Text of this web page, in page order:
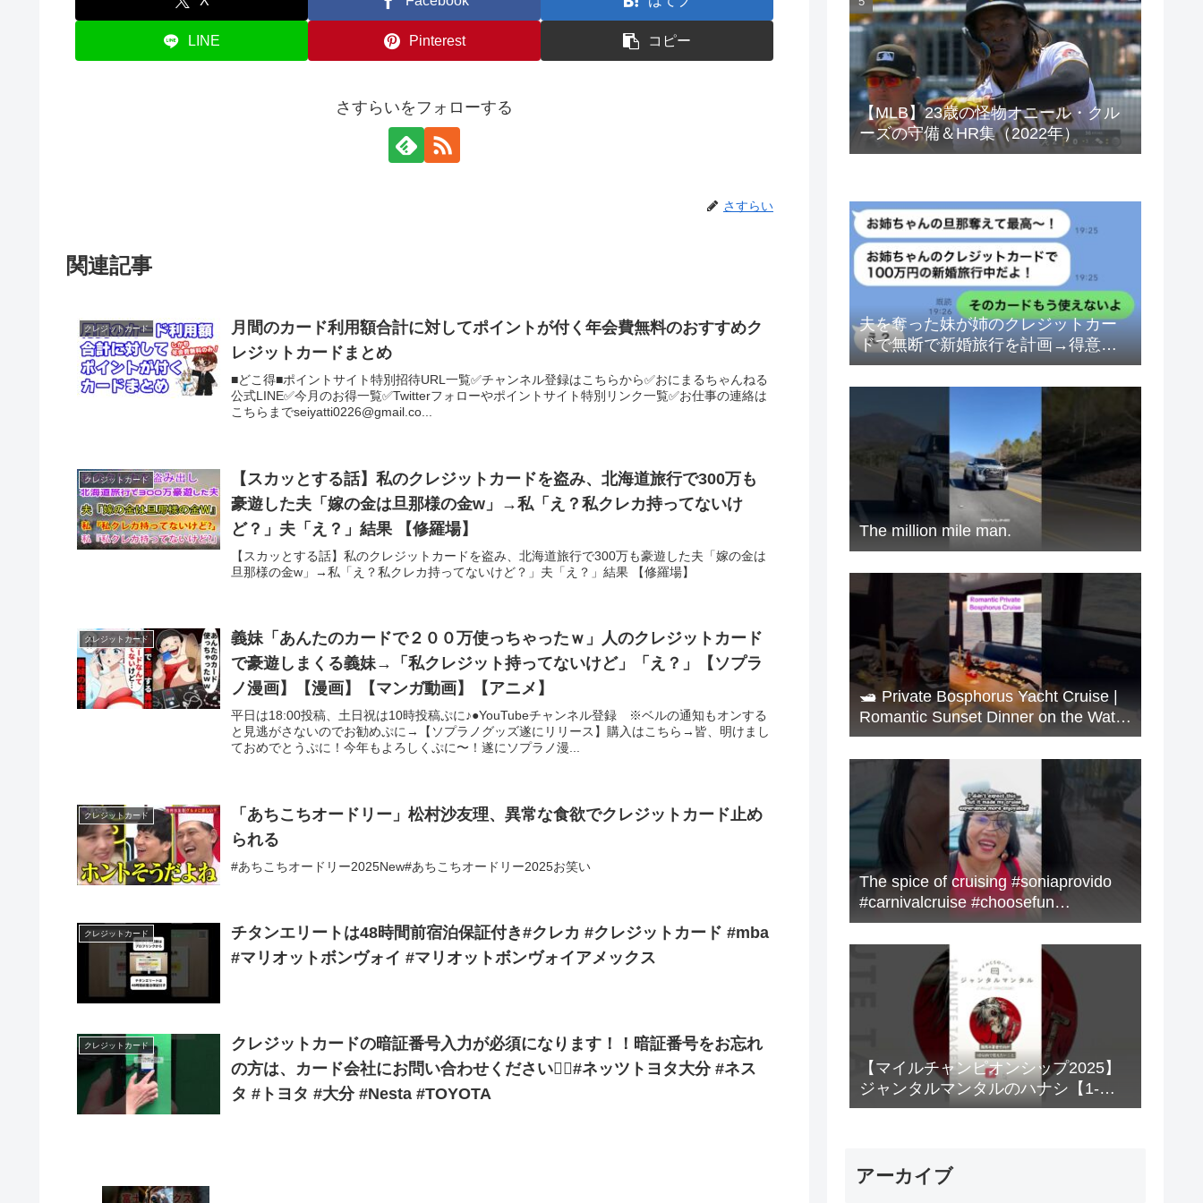
LINE Pinterest コピー
さすらいをフォローする
さすらい
関連記事
クレジットカード
月間のカード利用額合計に対してポイントが付く年会費無料のおすすめク
レジットカードまとめ
■どこ得■ポイントサイト特別招待URL一覧✅チャンネル登録はこちらから✅おにまるちゃんねる
公式LINE✅今月のお得一覧✅Twitterフォローやポイントサイト特別リンク一覧✅お仕事の連絡は
こちらまでseiyatti0226@gmail.co...
クレジットカード
【スカッとする話】私のクレジットカードを盗み、北海道旅行で300万も
豪遊した夫「嫁の金は旦那様の金w」→私「え？私クレカ持ってないけ
ど？」夫「え？」結果 【修羅場】
【スカッとする話】私のクレジットカードを盗み、北海道旅行で300万も豪遊した夫「嫁の金は
旦那様の金w」→私「え？私クレカ持ってないけど？」夫「え？」結果 【修羅場】
クレジットカード
義妹「あんたのカードで２００万使っちゃったｗ」人のクレジットカード
で豪遊しまくる義妹→「私クレジット持ってないけど」「え？」【ソプラ
ノ漫画】【漫画】【マンガ動画】【アニメ】
平日は18:00投稿、土日祝は10時投稿ぷに♪●YouTubeチャンネル登録 ※ベルの通知もオンする
と見逃がさないのでお勧めぷに→【ソプラノグッズ遂にリリース】購入はこちら→皆、明けまし
ておめでとうぷに！今年もよろしくぷに〜！遂にソプラノ漫...
クレジットカード
「あちこちオードリー」松村沙友理、異常な食欲でクレジットカード止め
られる
#あちこちオードリー2025New#あちこちオードリー2025お笑い
クレジットカード
チタンエリートは48時間前宿泊保証付き#クレカ #クレジットカード #mba
#マリオットボンヴォイ #マリオットボンヴォイアメックス
クレジットカード
クレジットカードの暗証番号入力が必須になります！！暗証番号をお忘れ
の方は、カード会社にお問い合わせください🙇‍♀️#ネッツトヨタ大分 #ネス
タ #トヨタ #大分 #Nesta #TOYOTA
ベトナムドン イラクディナール
【MLB】23歳の怪物オニール・クル
ーズの守備＆HR集（2022年）
夫を奪った妹が姉のクレジットカー
ドで無断で新婚旅行を計画→得意げ
な妹に「カードは解約したから」と
伝えた時の反応が…ｗ
The million mile man.
🛥️ Private Bosphorus Yacht Cruise |
Romantic Sunset Dinner on the Water
🇹🇷✨
The spice of cruising #soniaprovido
#carnivalcruise #choosefun
#adventure #cruise #fun
【マイルチャンピオンシップ2025】
ジャンタルマンタルのハナシ【1-
MINUTE】#競馬
アーカイブ